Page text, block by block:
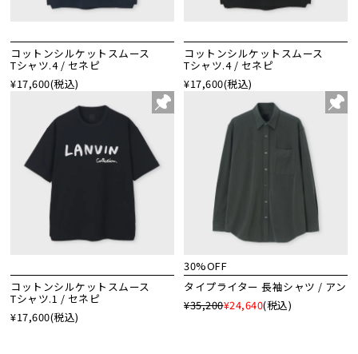
コットンシルケットスムース
Tシャツ.4 / セネピ
¥17,600(税込)
コットンシルケットスムース
Tシャツ.4 / セネピ
¥17,600(税込)
コットンシルケットスムース
Tシャツ.1 / セネピ
¥17,600(税込)
30%OFF
タイプライター 長袖シャツ / アン
¥35,200¥24,640(税込)